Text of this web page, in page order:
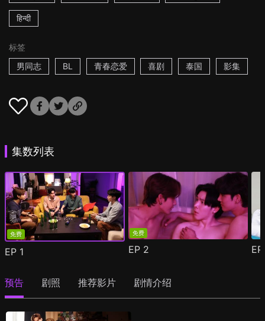
हिन्दी
标签
男同志
BL 青春恋爱 喜剧 泰国 影集
集数列表
免费
EP 1
免费
EP 2
预告 剧照 推荐影片 剧情介绍